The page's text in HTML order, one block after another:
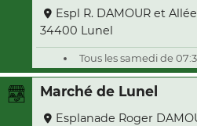
Espl R. DAMOUR et
34400 Lunel
Tous les samedi de
Marché de Lunel
Esplanade Roger